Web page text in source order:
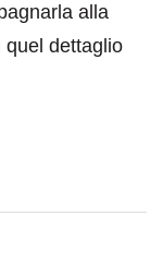
alla
quel dettaglio